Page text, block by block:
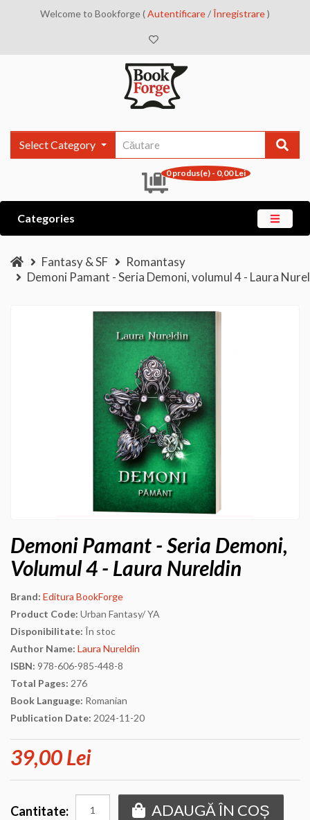
Welcome to Bookforge (Autentificare/Înregistrare)
Select Category
0 produs(e) - 0,00 Lei
Categories
Fantasy & SF
Romantasy
Demoni Pamant - Seria Demoni, volumul 4 - Laura
Demoni Pamant - Seria Demoni,
Volumul 4 - Laura Nureldin
Brand: Editura BookForge
Product Code: Urban Fantasy/ YA
Disponibilitate: În stoc
Author Name: Laura Nureldin
ISBN: 978-606-985-448-8
Total Pages: 276
Book Language: Romanian
Publication Date: 2024-11-20
39,00 Lei
Cantitate: ADAUGĂ ÎN COȘ